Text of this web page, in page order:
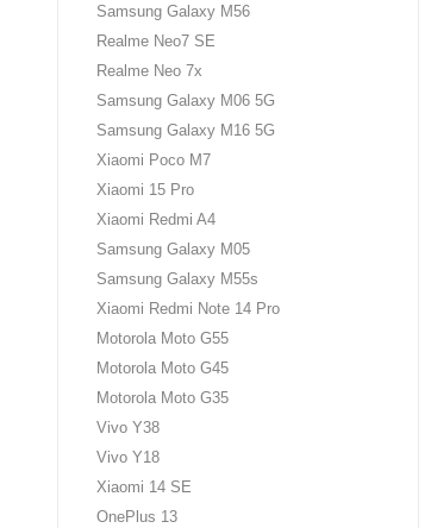
Samsung Galaxy M56
Realme Neo7 SE
Realme Neo 7x
Samsung Galaxy M06 5G
Samsung Galaxy M16 5G
Xiaomi Poco M7
Xiaomi 15 Pro
Xiaomi Redmi A4
Samsung Galaxy M05
Samsung Galaxy M55s
Xiaomi Redmi Note 14 Pro
Motorola Moto G55
Motorola Moto G45
Motorola Moto G35
Vivo Y38
Vivo Y18
Xiaomi 14 SE
OnePlus 13